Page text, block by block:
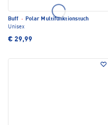
Buff · Polar Multifunktionstuch
Unisex
€ 29,99